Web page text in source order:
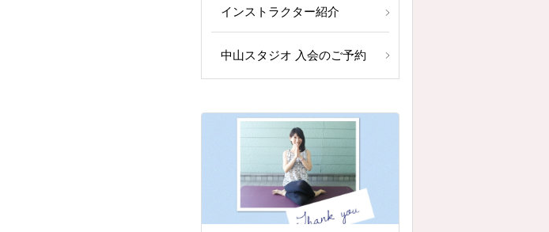
インストラクター紹介
中山スタジオ 入会のご予約